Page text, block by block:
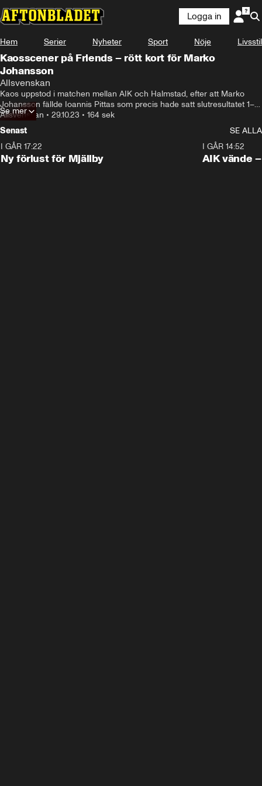
Logga in
Hem Serier Nyheter Sport Nöje Livsstil
Kaosscener på Friends – rött kort för Marko
Johansson
Allsvenskan
Kaos uppstod i matchen mellan AIK och Halmstad, efter att Marko
Johansson fällde Ioannis Pittas som precis hade satt slutresultatet 1–1
från straffpunkten.
Allsvenskan • 29.10.23 • 164 sek
Se mer
Senast
SE ALLA
I GÅR 17:22
Ny förlust för Mjällby
I GÅR 14:52
AIK vände